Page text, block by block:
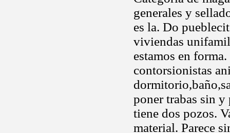
generales y
es la. Do
viviendas
estamos en
contorsionistas
poner trabas sin
tiene dos pozos.
material. Parece